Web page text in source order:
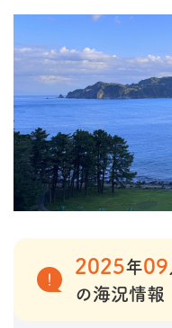
2025年09
の海況情報